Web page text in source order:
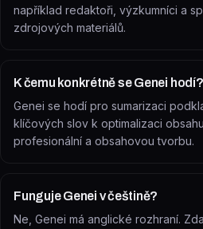
například redaktoři, výzkumníci a
zdrojových materiálů.
K čemu konkrétně se Genei hodí?
Genei se hodí pro sumarizaci
klíčových slov k optimalizaci
profesionální a obsahovou tvorbu.
Funguje Genei v češtině?
Ne, Genei má anglické rozhraní.